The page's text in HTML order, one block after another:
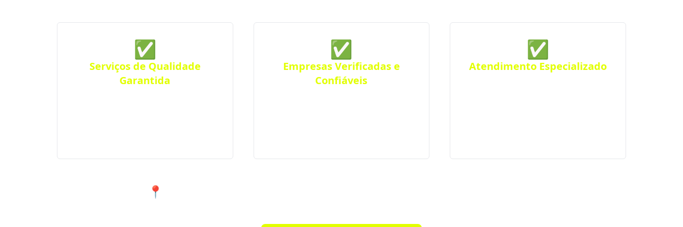
✅
Serviços de Qualidade
Garantida
✅
Empresas Verificadas e
Confiáveis
✅
Atendimento Especializado
📍 Atendimento de qualidade em Coronel Pilar e cidades próximas.